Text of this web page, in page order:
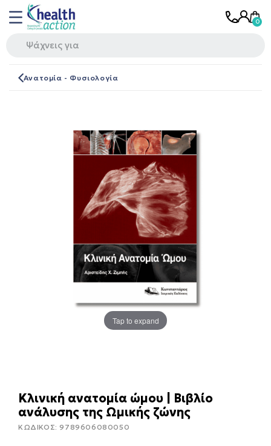
Ανατομία - Φυσιολογία
Tap to expand
Κλινική ανατομία ώμου | Βιβλίο
ανάλυσης της Ωμικής ζώνης
ΚΩΔΙΚΟΣ:9789606080050